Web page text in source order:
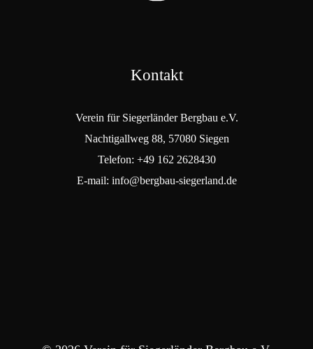
Kontakt
Verein für Siegerländer Bergbau e.V.
Nachtigallweg 88, 57080 Siegen
Telefon: +49 162 2628430
E-mail: info@bergbau-siegerland.de